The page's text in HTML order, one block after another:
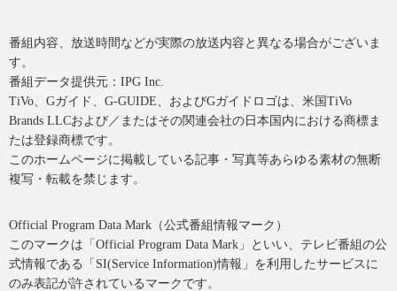
番組内容、放送時間などが実際の放送内容と異なる場合がございま
す。
番組データ提供元：IPG Inc.
TiVo、Gガイド、G-GUIDE、およびGガイドロゴは、米国TiVo
Brands LLCおよび／またはその関連会社の日本国内における商標ま
たは登録商標です。
このホームページに掲載している記事・写真等あらゆる素材の無断
複写・転載を禁じます。
Official Program Data Mark（公式番組情報マーク）
このマークは「Official Program Data Mark」といい、テレビ番組の公
式情報である「SI(Service Information)情報」を利用したサービスに
のみ表記が許されているマークです。